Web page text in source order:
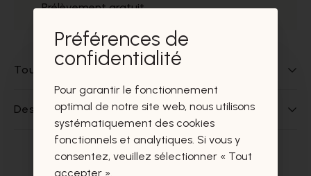
Prélèvement gratuit
Tout sur ce produit
Des questions sur ce produit?
Ces produits vous intéresseront
Préférences de
confidentialité
Pour garantir le fonctionnement
optimal de notre site web, nous utilisons
systématiquement des cookies
fonctionnels et analytiques. Si vous y
consentez, veuillez sélectionner « Tout
accepter ».